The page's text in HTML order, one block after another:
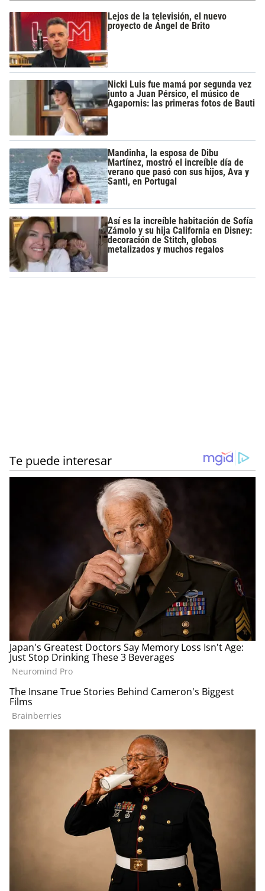
Lejos de la televisión, el nuevo
proyecto de Ángel de Brito
Nicki Luis fue mamá por segunda vez
junto a Juan Pérsico, el músico de
Agapornis: las primeras fotos de Bauti
Mandinha, la esposa de Dibu
Martínez, mostró el increíble día de
verano que pasó con sus hijos, Ava y
Santi, en Portugal
Así es la increíble habitación de Sofía
Zámolo y su hija California en Disney:
decoración de Stitch, globos
metalizados y muchos regalos